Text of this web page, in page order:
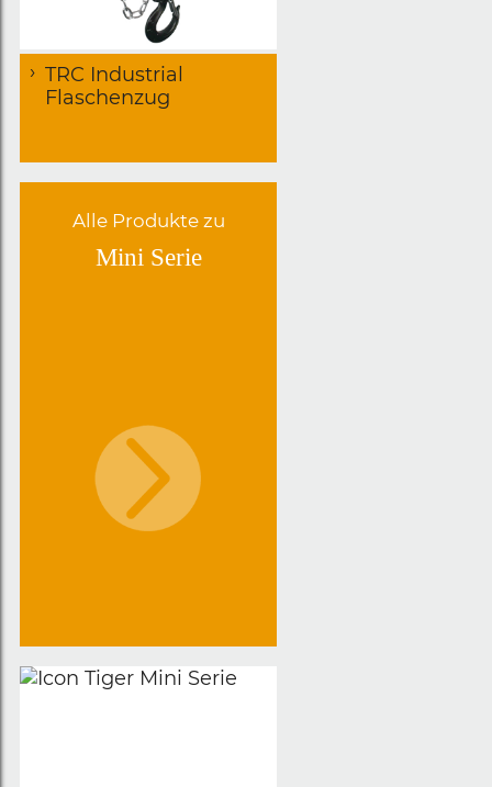
TRC Industrial
Flaschenzug
Alle Produkte zu
Mini Serie